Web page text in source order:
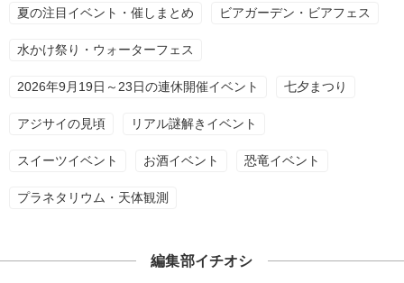
夏の注目イベント・催しまとめ ビアガーデン・ビアフェス
水かけ祭り・ウォーターフェス
2026年9月19日～23日の連休開催イベント 七夕まつり
アジサイの見頃 リアル謎解きイベント
スイーツイベント お酒イベント 恐竜イベント
プラネタリウム・天体観測
編集部イチオシ